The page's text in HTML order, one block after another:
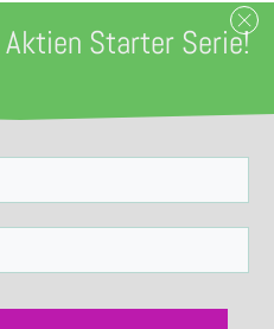
das. Und wenn Du
doch einfach den
viel schneller als bei dem
Starter Serie!